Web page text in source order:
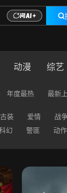
动漫 综艺
年度最热 最新
古装 爱情
战
幻 警匪 动作